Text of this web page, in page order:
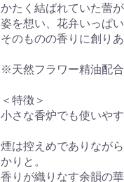
かたく結ばれていた蕾
姿を想い、花弁いっぱ
そのものの香りに創りあ
※天然フラワー精油配合
＜特徴＞
小さな香炉でも使いや
煙は控えめでありなが
かりと。
香りが織りなす余韻の